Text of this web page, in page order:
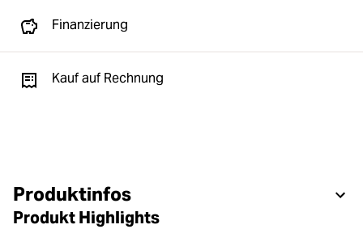
Finanzierung
Kauf auf Rechnung
Produktinfos
Produkt Highlights